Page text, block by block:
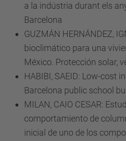
a la indústria durant els
Barcelona
GUZMÁN HERNÁNDEZ,
bioclimático para una
México. Protección solar,
HABIBI, SAEID: Low-cost
Barcelona public school
MILAN, CAIO CESAR:
comportamiento de
inicial de uno de los